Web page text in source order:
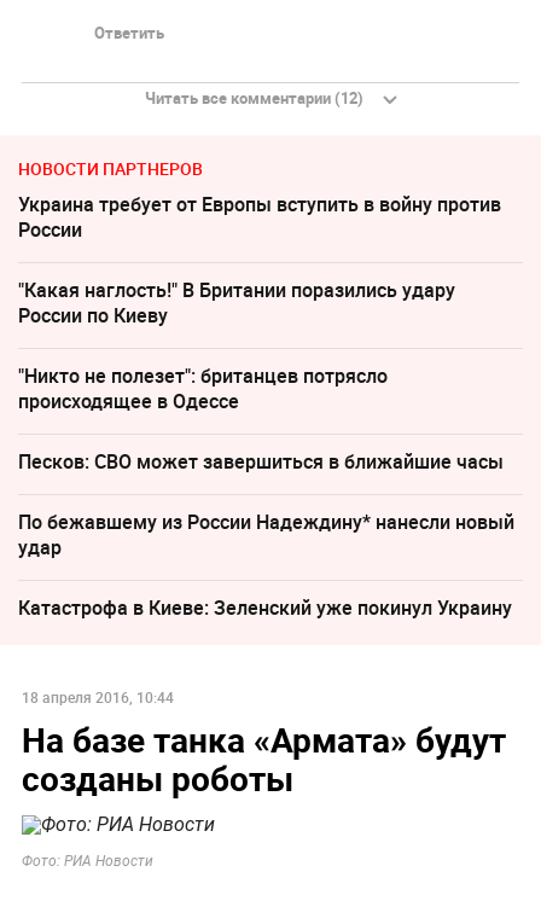
Ответить
Читать все комментарии (12)
НОВОСТИ ПАРТНЕРОВ
Украина требует от Европы вступить в войну против
России
"Какая наглость!" В Британии поразились удару
России по Киеву
"Никто не полезет": британцев потрясло
происходящее в Одессе
Песков: СВО может завершиться в ближайшие часы
По бежавшему из России Надеждину* нанесли новый
удар
Катастрофа в Киеве: Зеленский уже покинул Украину
18 апреля 2016, 10:44
На базе танка «Армата» будут
созданы роботы
Фото: РИА Новости